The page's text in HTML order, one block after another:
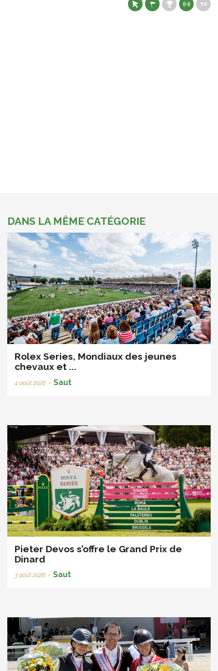
DANS LA MÊME CATÉGORIE
Rolex Series, Mondiaux des jeunes
chevaux et ...
4 août 2026 • Saut
Pieter Devos s’offre le Grand Prix de
Dinard
3 août 2026 • Saut